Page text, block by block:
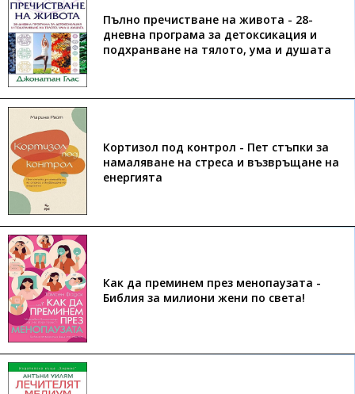
Пълно пречистване на живота - 28-
дневна програма за детоксикация и
подхранване на тялото, ума и душата
Кортизол под контрол - Пет стъпки за
намаляване на стреса и възвръщане на
енергията
Как да преминем през менопаузата -
Библия за милиони жени по света!